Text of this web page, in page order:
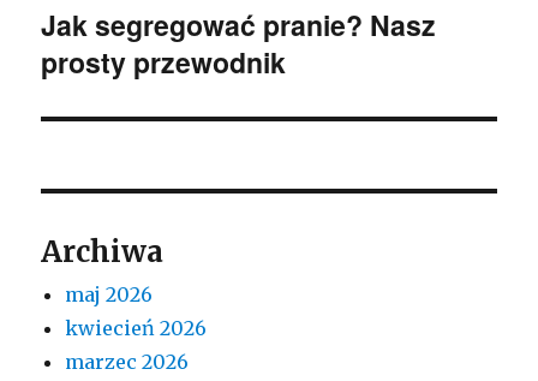
Następny
wpis:
Jak segregować pranie? Nasz
prosty przewodnik
Archiwa
maj 2026
kwiecień 2026
marzec 2026